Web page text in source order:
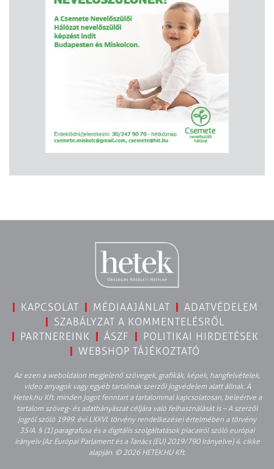
KAPCSOLAT MÉDIAAJÁNLAT
ADATVÉDELEM
SZABÁLYZAT A KOMMENTELÉSRŐL
PARTNEREINK
ÁSZF
POLITIKAI HIRDETÉSEK
WEBSHOP TÁJÉKOZTATÓ
Az ezen a weboldalon megjelenő szövegek, grafikák, képek, hangfelvételek,
video anyagok vagy egyéb tartalmak szerzői jogvédelem alatt állnak. A
Hetek.hu Kft. minden jogot fenntart a tartalommal kapcsolatosan, beleértve a
tartalom szöveg- és adatbányászat céljára való felhasználását is – A szerzői
jogról szóló 1999. évi LXXVI. törvény rendelkezései értelmében a törvény
35/A. § (1) paragrafusa és a digitális szolgáltatások piacairól szóló európai
irányelv (Az Európai Parlament és a Tanács (EU) 2019/790 Irányelve) 4. cikke
alapján. © 2026 HETEK.HU Kft.